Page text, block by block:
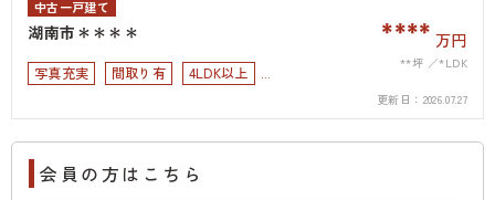
中古一戸建て
湖南市＊＊＊＊ **** 万円
**坪 *LDK
写真充実 間取り有
4LDK以上
更新日： 2026.07.27
会員の方はこちら